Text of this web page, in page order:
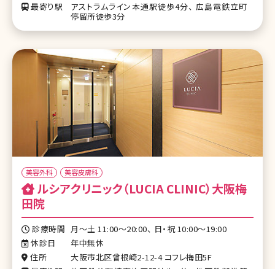
最寄り駅
アストラムライン本通駅徒歩4分、 広島電鉄立町
停留所徒歩3分
美容外科 美容皮膚科
田院
診療時間 月〜土 11:00～20:00、 日・祝 10:00～19:00
休診日
年中無休
住所
大阪市北区曾根崎2-12-4 コフレ梅田5F